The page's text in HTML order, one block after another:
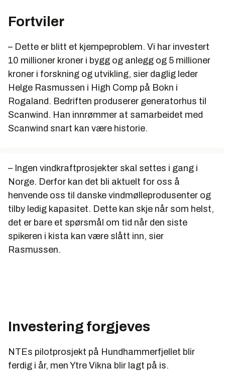
Fortviler
– Dette er blitt et kjempeproblem. Vi har investert
10 millioner kroner i bygg og anlegg og 5 millioner
kroner i forskning og utvikling, sier daglig leder
Helge Rasmussen i High Comp på Bokn i
Rogaland. Bedriften produserer generatorhus til
Scanwind. Han innrømmer at samarbeidet med
Scanwind snart kan være historie.
– Ingen vindkraftprosjekter skal settes i gang i
Norge. Derfor kan det bli aktuelt for oss å
henvende oss til danske vindmølleprodusenter og
tilby ledig kapasitet. Dette kan skje når som helst,
det er bare et spørsmål om tid når den siste
spikeren i kista kan være slått inn, sier
Rasmussen.
Investering forgjeves
NTEs pilotprosjekt på Hundhammerfjellet blir
ferdig i år, men Ytre Vikna blir lagt på is.